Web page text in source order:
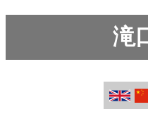
滝